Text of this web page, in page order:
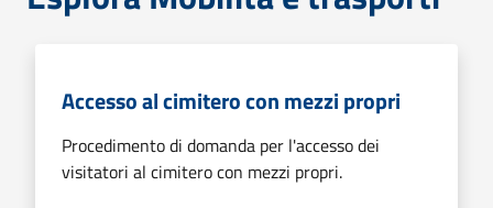
Accesso al cimitero con mezzi propri
Procedimento di domanda per l'accesso dei
visitatori al cimitero con mezzi propri.